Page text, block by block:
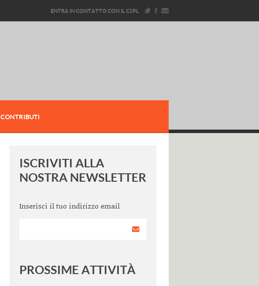
ENTRA IN CONTATTO CON IL CSPL
CONTRIBUTI
ISCRIVITI ALLA
NOSTRA NEWSLETTER
Inserisci il tuo indirizzo email
PROSSIME ATTIVITÀ